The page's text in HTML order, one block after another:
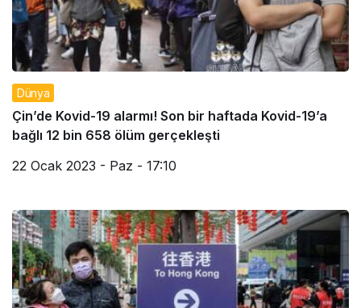
Dünya
Çin’de Kovid-19 alarmı! Son bir haftada Kovid-19’a
bağlı 12 bin 658 ölüm gerçekleşti
22 Ocak 2023 - Paz - 17:10